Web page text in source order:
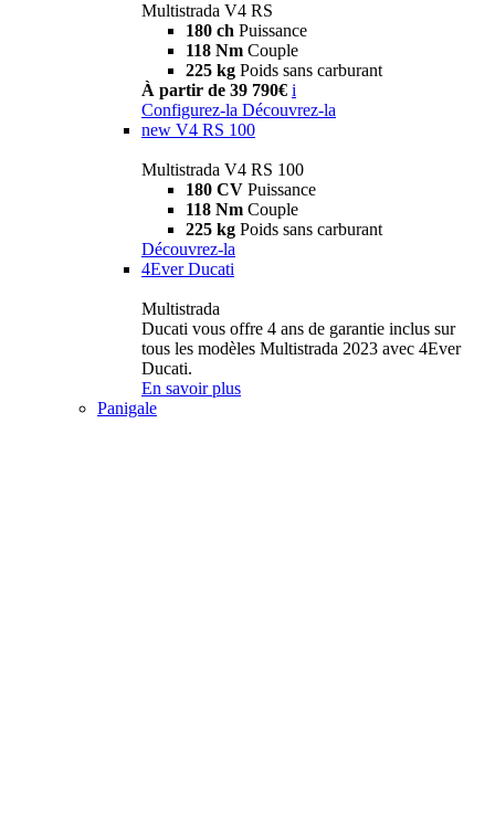
Multistrada V4 RS
180 ch Puissance
118 Nm Couple
225 kg Poids sans carburant
À partir de 39 790€ i
Configurez-la Découvrez-la
new V4 RS 100
Multistrada V4 RS 100
180 CV Puissance
118 Nm Couple
225 kg Poids sans carburant
Découvrez-la
4Ever Ducati
Multistrada
Ducati vous offre 4 ans de garantie inclus sur
tous les modèles Multistrada 2023 avec 4Ever
Ducati.
En savoir plus
Panigale